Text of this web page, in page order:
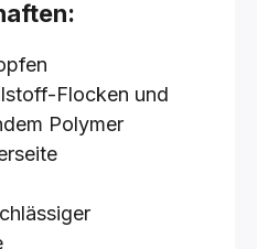
Flocken und
Polymer